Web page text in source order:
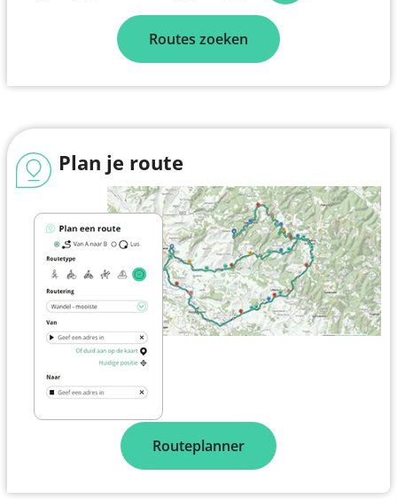
Routes zoeken
Plan je route
Routeplanner